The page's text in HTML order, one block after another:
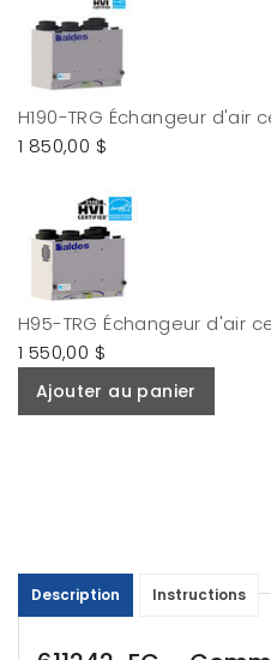
H190-TRG Échangeur d'air
1 850,00 $
H95-TRG Échangeur d'air
1 550,00 $
Ajouter au panier
Description Instructions